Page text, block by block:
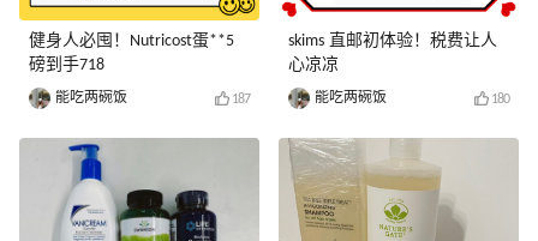
健身人必囤！Nutricost蛋**5
磅到手718
能吃两碗饭 187
skims 直邮初体验！税费让人
心凉凉
能吃两碗饭 180